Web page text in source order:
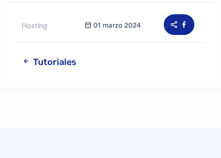
Hosting 01 marzo 2024
Tutoriales